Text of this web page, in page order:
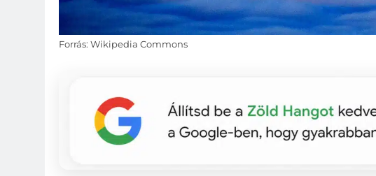
Forrás: Wikipedia Commons